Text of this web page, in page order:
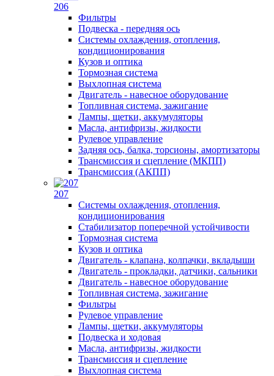
206
Фильтры
Подвеска - передняя ось
Системы охлаждения, отопления,
кондиционирования
Кузов и оптика
Тормозная система
Выхлопная система
Двигатель - навесное оборудование
Топливная система, зажигание
Лампы, щетки, аккумуляторы
Масла, антифризы, жидкости
Рулевое управление
Задняя ось, балка, торсионы, амортизаторы
Трансмиссия и сцепление (МКПП)
Трансмиссия (АКПП)
207
Системы охлаждения, отопления,
кондиционирования
Стабилизатор поперечной устойчивости
Тормозная система
Кузов и оптика
Двигатель - клапана, колпачки, вкладыши
Двигатель - прокладки, датчики, сальники
Двигатель - навесное оборудование
Топливная система, зажигание
Фильтры
Рулевое управление
Лампы, щетки, аккумуляторы
Подвеска и ходовая
Масла, антифризы, жидкости
Трансмиссия и сцепление
Выхлопная система